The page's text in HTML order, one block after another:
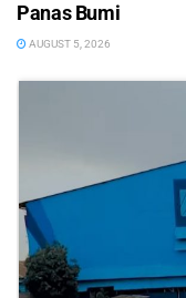
Panas Bumi
AUGUST 5, 2026